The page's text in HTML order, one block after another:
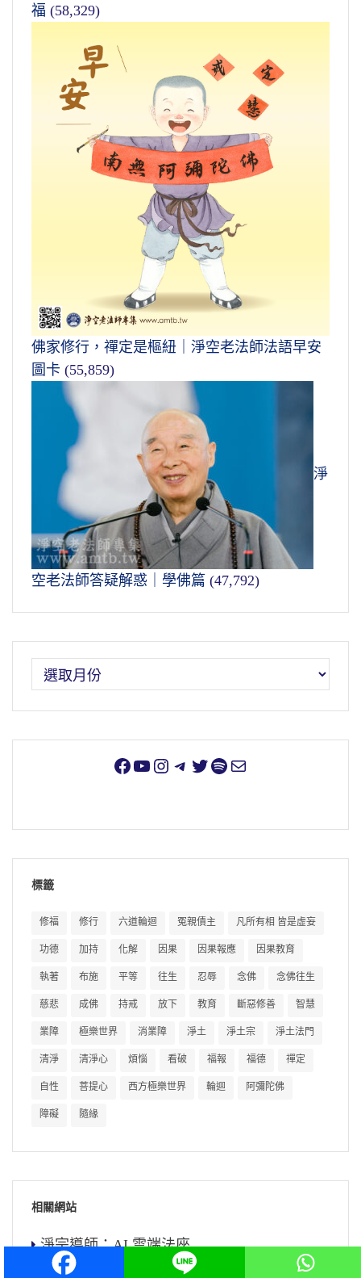
福 (58,329)
佛家修行，禪定是樞紐｜淨空老法師法語早安
圖卡 (55,859)
淨
空老法師答疑解惑｜學佛篇 (47,792)
標籤
修福 修行 六道輪迴 冤親債主 凡所有相 皆是虛妄
功德 加持 化解 因果 因果報應 因果教育
執著 布施 平等 往生 忍辱 念佛 念佛往生
慈悲 成佛 持戒 放下 教育 斷惡修善 智慧
業障 極樂世界 消業障 淨土 淨土宗 淨土法門
清淨 清淨心 煩惱 看破 福報 福德 禪定
自性 菩提心 西方極樂世界 輪迴 阿彌陀佛
障礙 隨緣
相關網站
淨宗導師：AI 雲端法座